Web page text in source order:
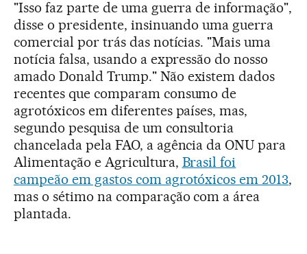
"Isso faz parte de uma guerra de informação",
disse o presidente, insinuando uma guerra
comercial por trás das notícias. "Mais uma
notícia falsa, usando a expressão do nosso
amado Donald Trump." Não existem dados
recentes que comparam consumo de
agrotóxicos em diferentes países, mas,
segundo pesquisa de um consultoria
chancelada pela FAO, a agência da ONU para
Alimentação e Agricultura, Brasil foi
campeão em gastos com agrotóxicos em 2013,
mas o sétimo na comparação com a área
plantada.